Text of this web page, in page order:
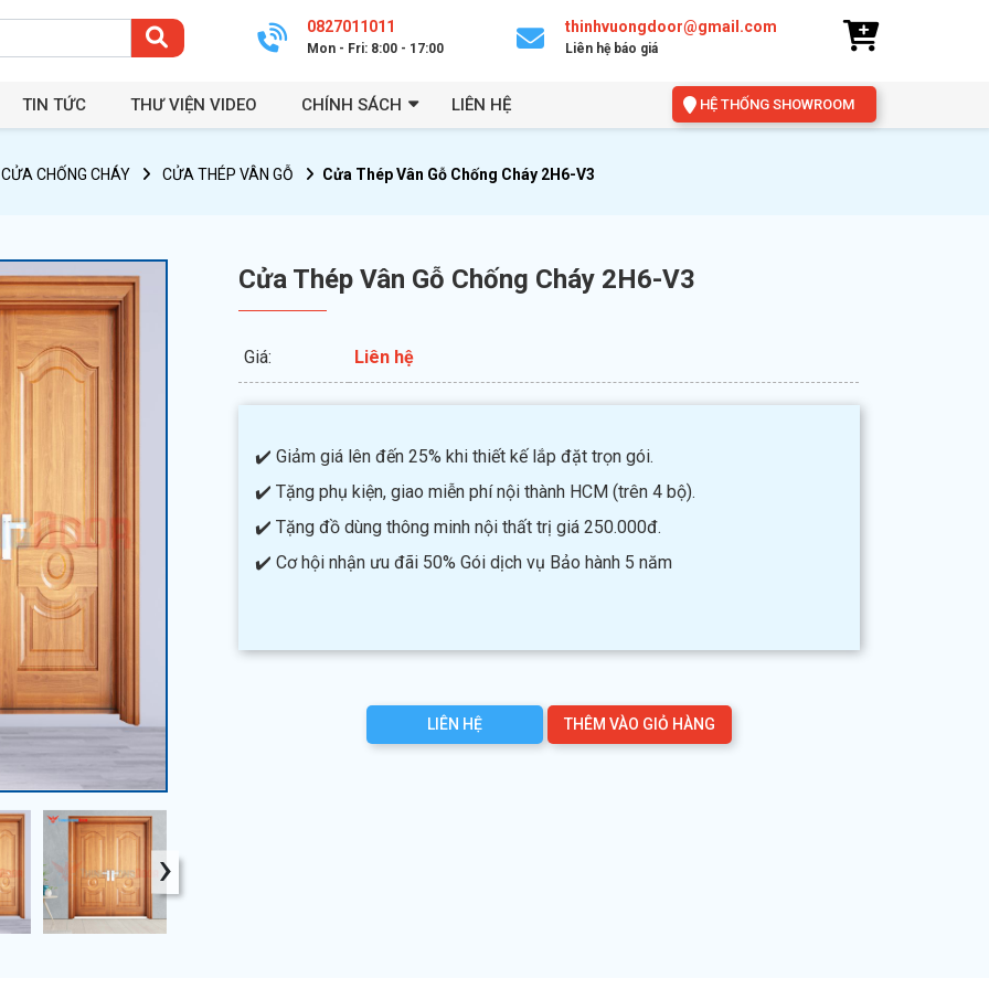
0827011011
Mon - Fri: 8:00 - 17:00
thinhvuongdoor@gmail.com
Liên hệ báo giá
TIN TỨC THƯ VIỆN VIDEO CHÍNH SÁCH LIÊN HỆ HỆ THỐNG SHOWROOM
CỬA CHỐNG CHÁY CỬA THÉP VÂN GỖ Cửa Thép Vân Gỗ Chống Cháy 2H6-V3
›
Cửa Thép Vân Gỗ Chống Cháy 2H6-V3
Giá: Liên hệ
✔️ Giảm giá lên đến 25% khi thiết kế lắp đặt trọn gói.
✔️ Tặng phụ kiện, giao miễn phí nội thành HCM (trên 4 bộ).
✔️ Tặng đồ dùng thông minh nội thất trị giá 250.000đ.
✔️ Cơ hội nhận ưu đãi 50% Gói dịch vụ Bảo hành 5 năm
LIÊN HỆ THÊM VÀO GIỎ HÀNG